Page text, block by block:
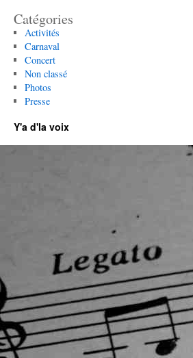
Catégories
Activités
Carnaval
Concert
Non classé
Photos
Presse
Y'a d'la voix